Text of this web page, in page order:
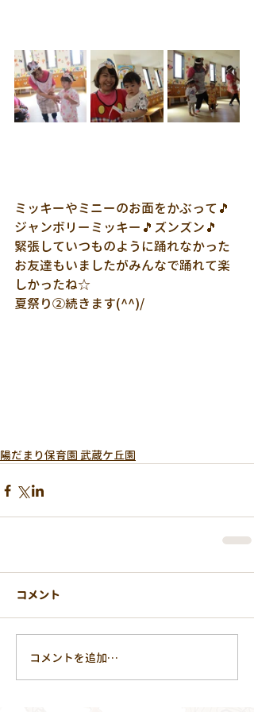
ミッキーやミニーのお面をかぶって🎵
ジャンボリーミッキー🎵ズンズン🎵
緊張していつものように踊れなかった
お友達もいましたがみんなで踊れて楽
しかったね☆
夏祭り②続きます(^^)/
陽だまり保育園 武蔵ケ丘園
コメント
コメントを追加…